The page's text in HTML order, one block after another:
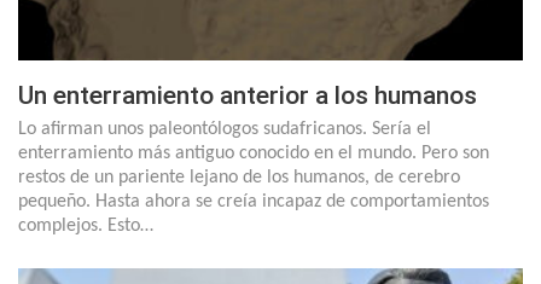
Un enterramiento anterior a los humanos
Lo afirman unos paleontólogos sudafricanos. Sería el
enterramiento más antiguo conocido en el mundo. Pero son
restos de un pariente lejano de los humanos, de cerebro
pequeño. Hasta ahora se creía incapaz de comportamientos
complejos. Esto…